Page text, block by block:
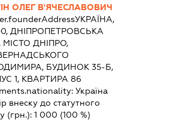
ОЛЕГ В'ЯЧЕСЛАВОВИЧ
УКРАЇНА,
ДНІПРОПЕТРОВСЬКА
МІСТО ДНІПРО,
БУДИНОК 35-Б,
1, КВАРТИРА 86
Україна
внеску до статутного
(грн.):1 000 (100 %)